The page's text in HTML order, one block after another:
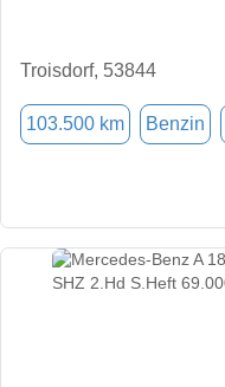
Troisdorf, 53844
103.500 km Benzin